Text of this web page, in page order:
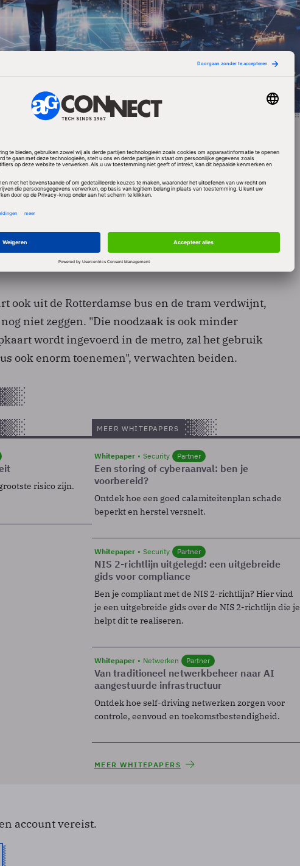
Baljeu (Vervoer) lieten weten vol vertrouwen
van de strippenkaart. RET begint in de weken voor
om de reizigers te wijzen op de veranderingen.
steeds meer poortjes worden gesloten.
en informatiepunten op de stations en zet de
in bij de poortjes.
ook uit de Rotterdamse bus en de tram verdwijnt,
niet zeggen. "Die noodzaak is ook minder
wordt ingevoerd in de metro, zal het gebruik
ook enorm toenemen", verwachten beiden.
risico zijn.
MEER WHITEPAPERS
Whitepaper Security Partner
Een storing of cyberaanval: ben je
voorbereid?
Ontdek hoe een goed calamiteitenplan schade
beperkt en herstel versnelt.
Whitepaper Security Partner
NIS 2-richtlijn uitgelegd: een uitgebreide
gids voor compliance
Ben je compliant met de NIS 2-richtlijn? Hier vind
je een uitgebreide gids over de NIS 2-richtlijn die je
helpt dit te realiseren.
Whitepaper Netwerken Partner
Van traditioneel netwerkbeheer naar AI
aangestuurde infrastructuur
Ontdek hoe self-driving netwerken zorgen voor
controle, eenvoud en toekomstbestendigheid.
MEER WHITEPAPERS
account vereist.